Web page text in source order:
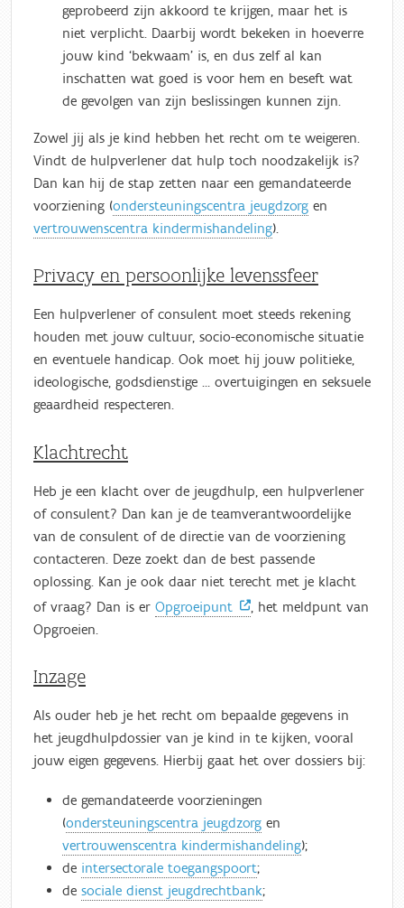
geprobeerd zijn akkoord te krijgen, maar het is
niet verplicht. Daarbij wordt bekeken in hoeverre
jouw kind ‘bekwaam’ is, en dus zelf al kan
inschatten wat goed is voor hem en beseft wat
de gevolgen van zijn beslissingen kunnen zijn.
Zowel jij als je kind hebben het recht om te weigeren.
Vindt de hulpverlener dat hulp toch noodzakelijk is?
Dan kan hij de stap zetten naar een gemandateerde
voorziening (ondersteuningscentra jeugdzorg en
vertrouwenscentra kindermishandeling).
Privacy en persoonlijke levenssfeer
Een hulpverlener of consulent moet steeds rekening
houden met jouw cultuur, socio-economische situatie
en eventuele handicap. Ook moet hij jouw politieke,
ideologische, godsdienstige … overtuigingen en seksuele
geaardheid respecteren.
Klachtrecht
Heb je een klacht over de jeugdhulp, een hulpverlener
of consulent? Dan kan je de teamverantwoordelijke
van de consulent of de directie van de voorziening
contacteren. Deze zoekt dan de best passende
oplossing. Kan je ook daar niet terecht met je klacht
of vraag? Dan is er Opgroeipunt
, het meldpunt van
Opgroeien.
Inzage
Als ouder heb je het recht om bepaalde gegevens in
het jeugdhulpdossier van je kind in te kijken, vooral
jouw eigen gegevens. Hierbij gaat het over dossiers bij:
de gemandateerde voorzieningen
(ondersteuningscentra jeugdzorg en
vertrouwenscentra kindermishandeling);
de intersectorale toegangspoort;
de sociale dienst jeugdrechtbank;